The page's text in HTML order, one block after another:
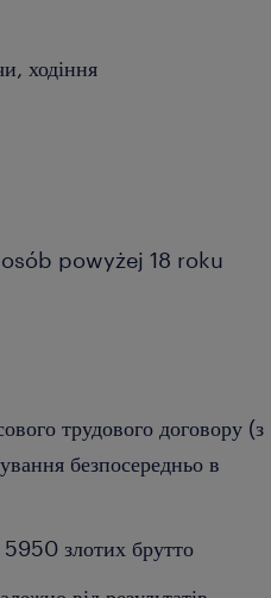
ходіння
powyżej 18 roku
трудового договору (з
безпосередньо в
5950 злотих брутто